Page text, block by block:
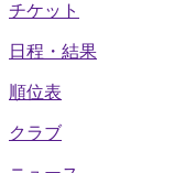
チケット
日程・結果
順位表
クラブ